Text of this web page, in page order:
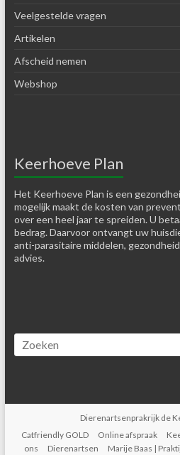
Veelgestelde vragen
Artikelen
Afscheid nemen
Webshop
Keerhoeve Plan
Het Keerhoeve Plan is een
mogelijk maakt de kosten van
over een heel jaar te spreiden. U
bedrag. Daarvoor ontvangt uw
anti-parasitaire middelen,
advies.
Dierenartsenprakrijk de
Catfriendly GOLD
Online afspraak
ons
Dierenartsen Marije Baas |